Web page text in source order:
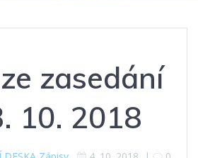
zasedání
10. 2018